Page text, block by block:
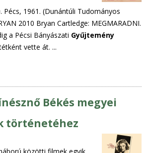
Pécs, 1961. (Dunántúli Tudományos
2010 Bryan Cartledge: MEGMARADNI.
a Pécsi Bányászati Gyűjtemény
vette át. ...
Békés megyei
történetéhez